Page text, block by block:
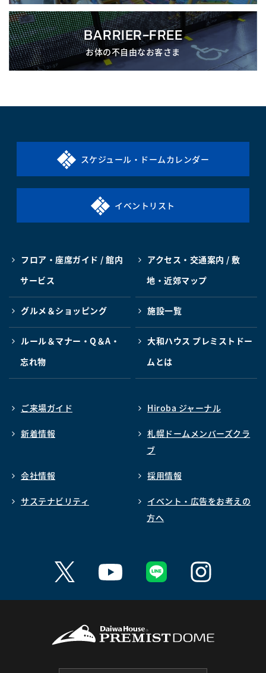
BARRIER-FREE
お体の不自由なお客さま
スケジュール・ドームカレンダー
イベントリスト
フロア・座席ガイド / 館内
サービス
アクセス・交通案内 / 敷
地・近郊マップ
グルメ＆ショッピング 施設一覧
ルール＆マナー・Q＆A・
忘れ物
大和ハウス プレミストドー
ムとは
ご来場ガイド Hiroba ジャーナル
新着情報
札幌ドームメンバーズクラ
ブ
会社情報 採用情報
サステナビリティ
イベント・広告をお考えの
方へ